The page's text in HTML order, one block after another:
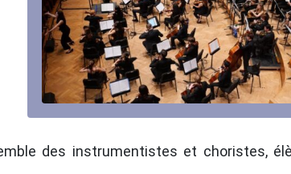
des instrumentistes et choristes,